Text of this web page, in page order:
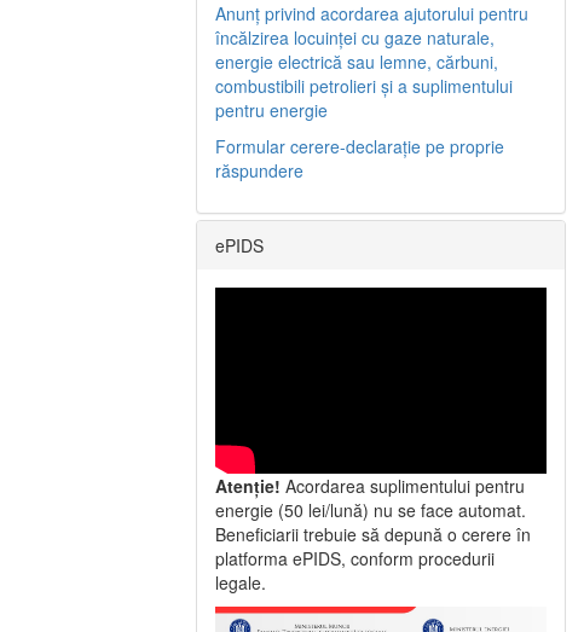
Anunț privind acordarea ajutorului pentru
încălzirea locuinței cu gaze naturale,
energie electrică sau lemne, cărbuni,
combustibili petrolieri și a suplimentului
pentru energie
Formular cerere-declarație pe proprie
răspundere
ePIDS
Atenție! Acordarea suplimentului pentru
energie (50 lei/lună) nu se face automat.
Beneficiarii trebuie să depună o cerere în
platforma ePIDS, conform procedurii
legale.